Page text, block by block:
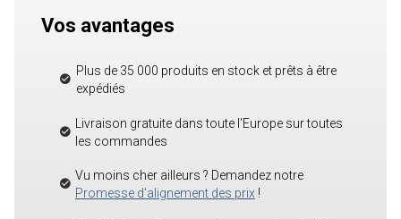
Vos avantages
Plus de 35 000 produits en stock et prêts à être
expédiés
Livraison gratuite dans toute l'Europe sur toutes
les commandes
Vu moins cher ailleurs ? Demandez notre
Promesse d'alignement des prix !